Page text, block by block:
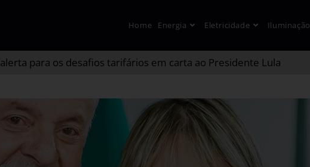
Home Energia Eletricidade Iluminação
para os desafios tarifários em carta ao Presidente Lula